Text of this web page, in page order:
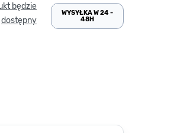
będzie
dostępny
WYSYŁKA W 24 -
48H